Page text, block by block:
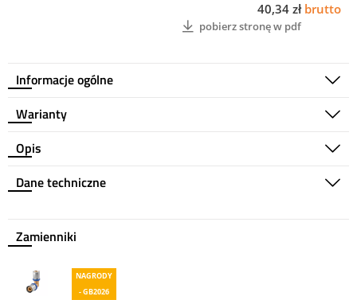
Informacje ogólne
40,34 zł brutto
pobierz stronę w pdf
Warianty
Opis
Dane techniczne
Zamienniki
NAGRODY
- GB2026